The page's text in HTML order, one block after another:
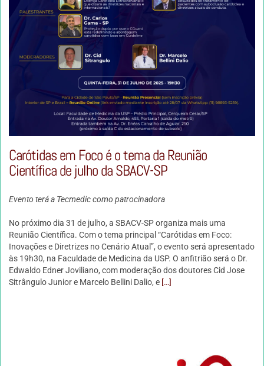
Carótidas em Foco é o tema da Reunião
Científica de julho da SBACV-SP
Evento terá a Tecmedic como patrocinadora
No próximo dia 31 de julho, a SBACV-SP organiza mais uma
Reunião Científica. Com o tema principal “Carótidas em Foco:
Inovações e Diretrizes no Cenário Atual ”, o evento será apresentado
às 19h30, na Faculdade de Medicina da USP. O anfitrião será o Dr.
Edwaldo Edner Joviliano, com moderação dos doutores Cid Jose
Sitrângulo Junior e Marcelo Bellini Dalio, e[…]